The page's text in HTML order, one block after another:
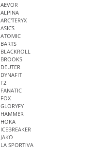
AEVOR
ALPINA
ARC'TERYX
ASICS
ATOMIC
BARTS
BLACKROLL
BROOKS
DEUTER
DYNAFIT
F2
FANATIC
FOX
GLORYFY
HAMMER
HOKA
ICEBREAKER
JAKO
LA SPORTIVA